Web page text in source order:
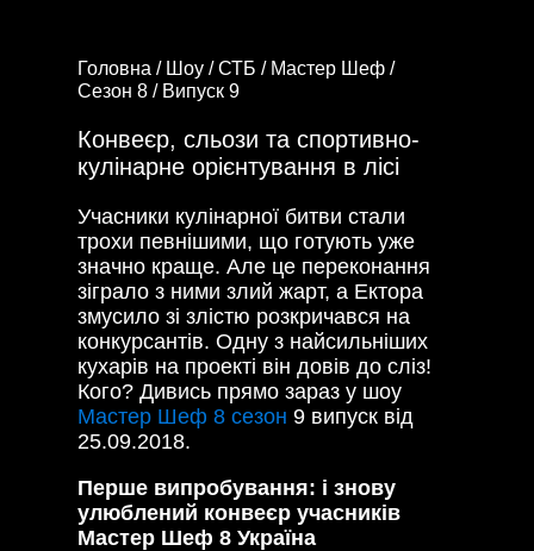
Головна / Шоу /СТБ / Мастер Шеф /
Сезон 8 / Випуск 9
Конвеєр, сльози та спортивно-
кулінарне орієнтування в лісі
Учасники кулінарної битви стали
трохи певнішими, що готують уже
значно краще. Але це переконання
зіграло з ними злий жарт, а Ектора
змусило зі злістю розкричався на
конкурсантів. Одну з найсильніших
кухарів на проекті він довів до сліз!
Кого? Дивись прямо зараз у шоу
Мастер Шеф 8 сезон 9 випуск від
25.09.2018.
Перше випробування: і знову
улюблений конвеєр учасників
Мастер Шеф 8 Україна